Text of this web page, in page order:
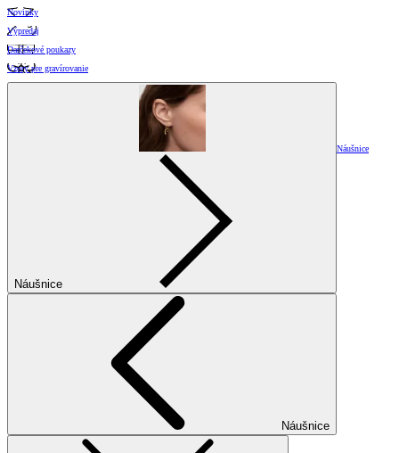
Novinky
Výpredaj
Darčekové poukazy
Vzory pre gravírovanie
Náušnice
Náušnice
Náušnice